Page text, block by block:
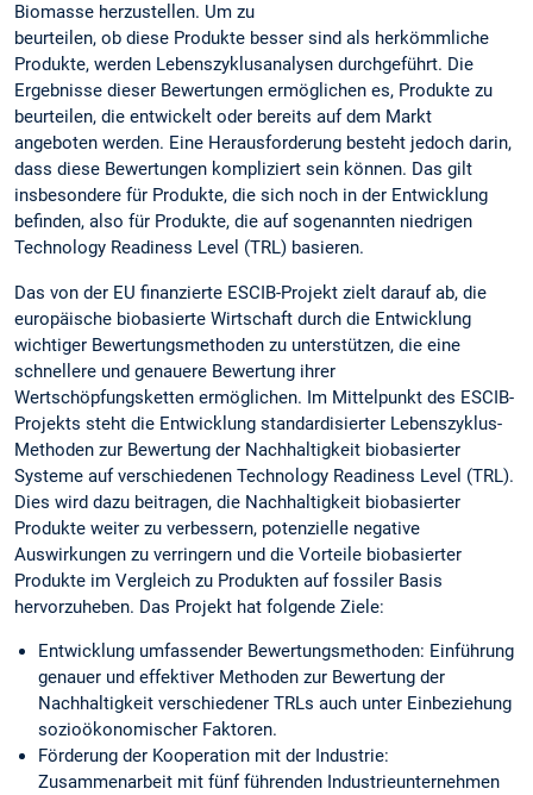
Biomasse herzustellen. Um zu
beurteilen, ob diese Produkte besser sind als herkömmliche
Produkte, werden Lebenszyklusanalysen durchgeführt. Die
Ergebnisse dieser Bewertungen ermöglichen es, Produkte zu
beurteilen, die entwickelt oder bereits auf dem Markt
angeboten werden. Eine Herausforderung besteht jedoch darin,
dass diese Bewertungen kompliziert sein können. Das gilt
insbesondere für Produkte, die sich noch in der Entwicklung
befinden, also für Produkte, die auf sogenannten niedrigen
Technology Readiness Level (TRL) basieren.
Das von der EU finanzierte ESCIB-Projekt zielt darauf ab, die
europäische biobasierte Wirtschaft durch die Entwicklung
wichtiger Bewertungsmethoden zu unterstützen, die eine
schnellere und genauere Bewertung ihrer
Wertschöpfungsketten ermöglichen. Im Mittelpunkt des ESCIB-
Projekts steht die Entwicklung standardisierter Lebenszyklus-
Methoden zur Bewertung der Nachhaltigkeit biobasierter
Systeme auf verschiedenen Technology Readiness Level (TRL).
Dies wird dazu beitragen, die Nachhaltigkeit biobasierter
Produkte weiter zu verbessern, potenzielle negative
Auswirkungen zu verringern und die Vorteile biobasierter
Produkte im Vergleich zu Produkten auf fossiler Basis
hervorzuheben. Das Projekt hat folgende Ziele:
Entwicklung umfassender Bewertungsmethoden: Einführung
genauer und effektiver Methoden zur Bewertung der
Nachhaltigkeit verschiedener TRLs auch unter Einbeziehung
sozioökonomischer Faktoren.
Förderung der Kooperation mit der Industrie:
Zusammenarbeit mit fünf führenden Industrieunternehmen